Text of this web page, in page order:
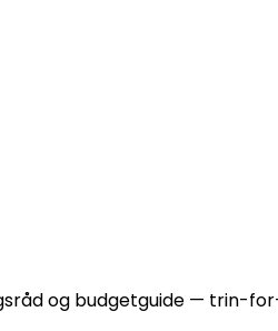
og budgetguide — trin-